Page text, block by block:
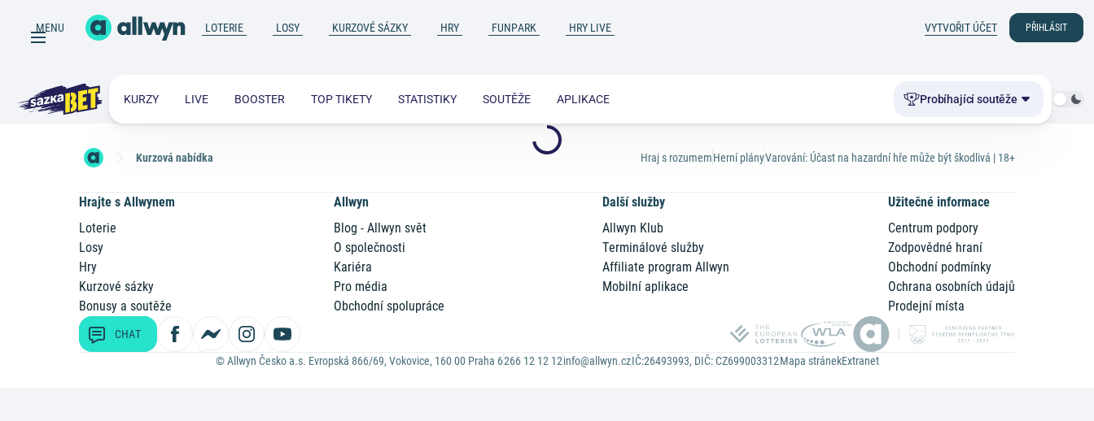
MENU LOTERIE LOSY KURZOVÉ SÁZKY HRY FUNPARK HRY LIVE VYTVOŘIT ÚČET PŘIHLÁSIT
KURZY LIVE BOOSTER TOP TIKETY STATISTIKY SOUTĚŽE APLIKACE Probíhající soutěže
Kurzová nabídka Hraj s rozumemHerní plányVarování: Účast na hazardní hře může být škodlivá | 18+
Hrajte s Allwynem
Loterie
Losy
Hry
Kurzové sázky
Bonusy a soutěže
Allwyn
Blog - Allwyn svět
O společnosti
Kariéra
Pro média
Obchodní spolupráce
Další služby
Allwyn Klub
Terminálové služby
Affiliate program Allwyn
Mobilní aplikace
Užitečné informace
Centrum podpory
Zodpovědné hraní
Obchodní podmínky
Ochrana osobních údajů
Prodejní místa
CHAT
© Allwyn Česko a.s. Evropská 866/69, Vokovice, 160 00 Praha 6266 12 12 12info@allwyn.czIČ:26493993, DIČ: CZ699003312Mapa stránekExtranet